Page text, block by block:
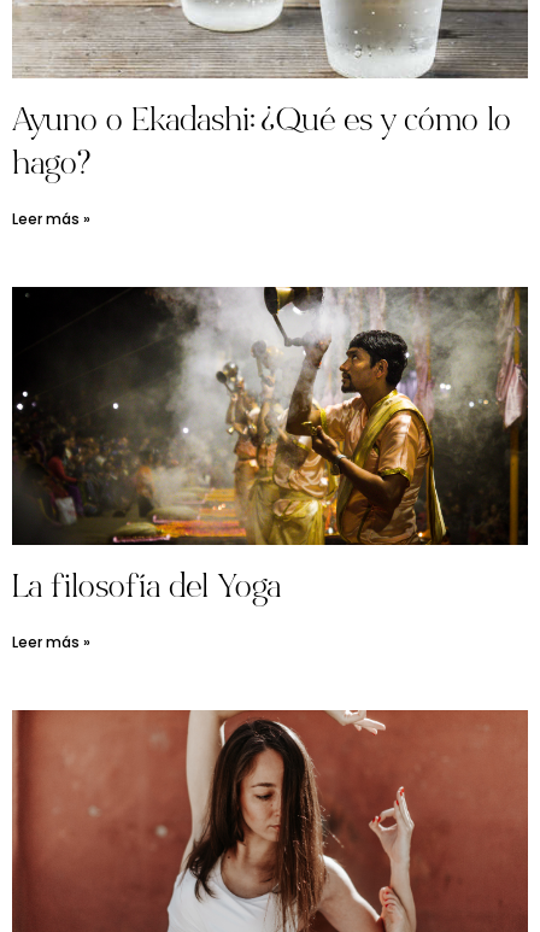
Ayuno o Ekadashi: ¿Qué es y cómo lo
hago?
Leer más »
La filosofía del Yoga
Leer más »